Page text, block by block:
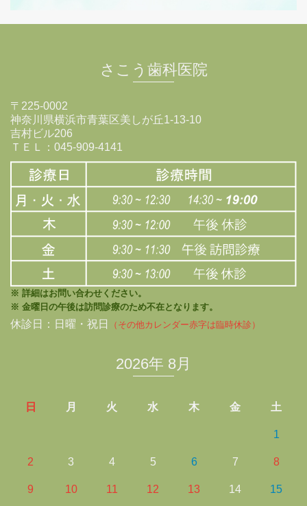
さこう歯科医院
〒225-0002
神奈川県横浜市青葉区美しが丘1-13-10
吉村ビル206
ＴＥＬ：045-909-4141
※ 詳細はお問い合わせください。
※ 金曜日の午後は訪問診療のため不在となります。
休診日：日曜・祝日 （その他カレンダー赤字は臨時休診）
2026年 8月
日 月 火 水 木 金 土
1
2 3 4 5 6 7 8
9 10 11 12 13 14 15